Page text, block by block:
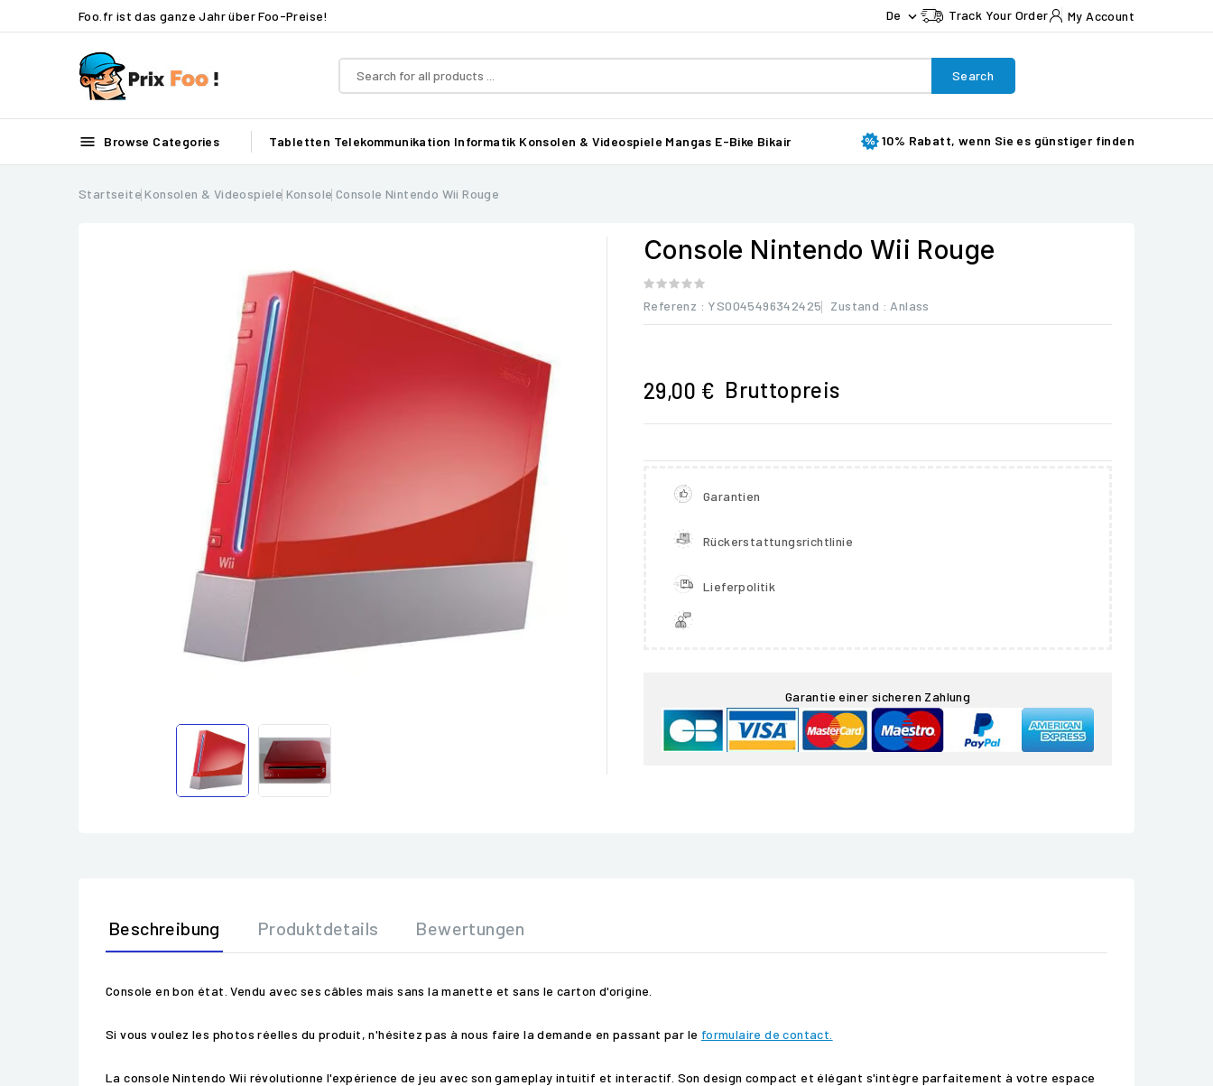
Foo.fr ist das ganze Jahr über Foo-Preise! De  Track Your Order My Account
Search
 Browse Categories Tabletten Telekommunikation Informatik Konsolen & Videospiele Mangas E-Bike Bikair 10% Rabatt, wenn Sie es günstiger finden
Startseite Konsolen & Videospiele Konsole Console Nintendo Wii Rouge
Console Nintendo Wii Rouge
Referenz : YS0045496342425 Zustand : Anlass
29,00 € Bruttopreis
Garantien
Rückerstattungsrichtlinie
Lieferpolitik
Garantie einer sicheren Zahlung
Beschreibung Produktdetails Bewertungen
Console en bon état. Vendu avec ses câbles mais sans la manette et sans le carton d'origine.
Si vous voulez les photos réelles du produit, n'hésitez pas à nous faire la demande en passant par le formulaire de contact.
La console Nintendo Wii révolutionne l'expérience de jeu avec son gameplay intuitif et interactif. Son design compact et élégant s'intègre parfaitement à votre espace